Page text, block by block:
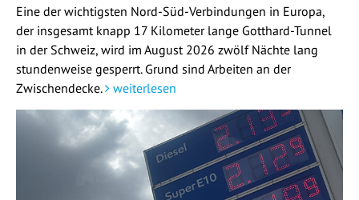
Eine der wichtigsten Nord-Süd-Verbindungen in Europa,
der insgesamt knapp 17 Kilometer lange Gotthard-Tunnel
in der Schweiz, wird im August 2026 zwölf Nächte lang
stundenweise gesperrt. Grund sind Arbeiten an der
Zwischendecke.
weiterlesen